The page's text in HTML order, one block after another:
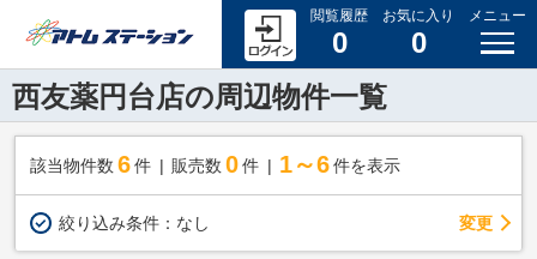
閲覧履歴
0
お気に入り
0
メニュー
西友薬円台店の周辺物件一覧
該当物件数 6件 販売数 0 件 1～6 件を表示
絞り込み条件： なし 変更